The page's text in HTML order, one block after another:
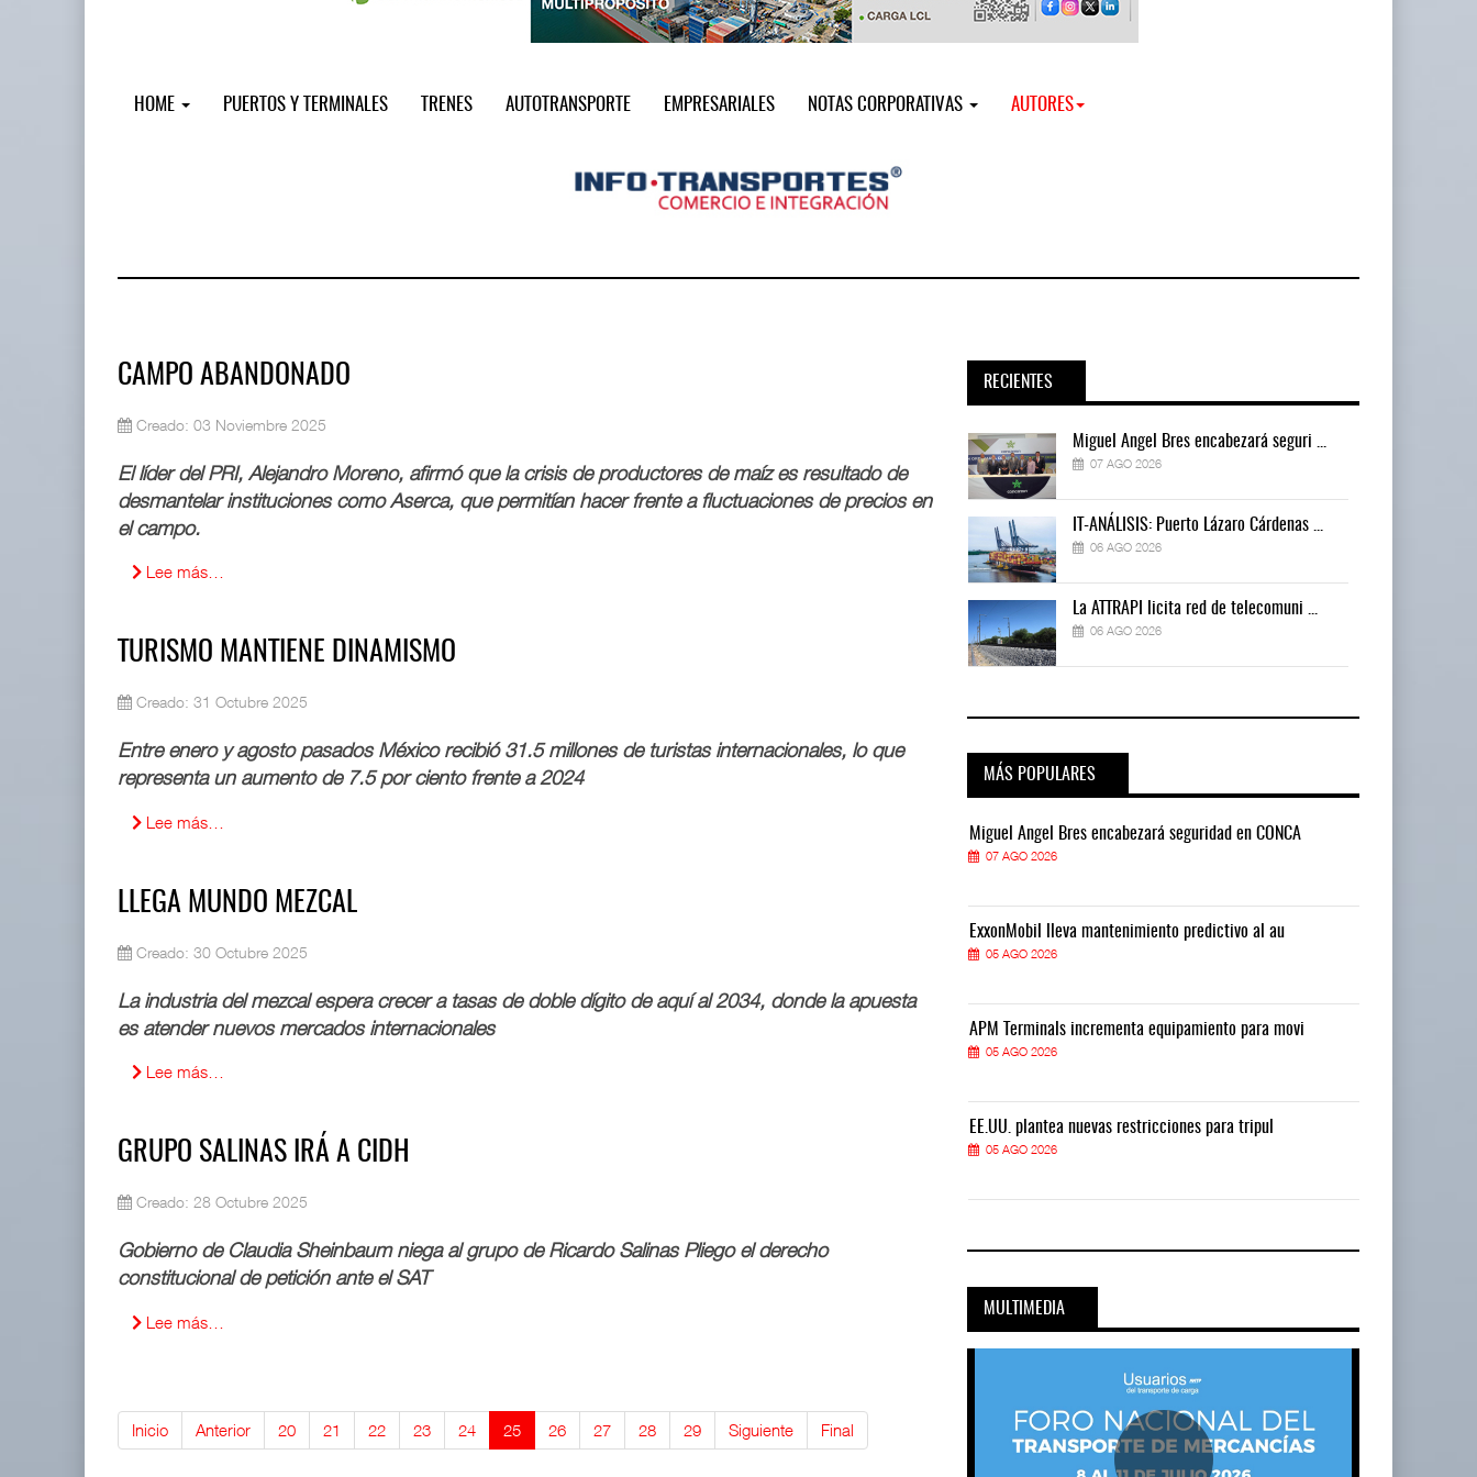
HOME PUERTOS Y TERMINALES TRENES AUTOTRANSPORTE EMPRESARIALES NOTAS CORPORATIVAS AUTORES
CAMPO ABANDONADO
Creado: 03 Noviembre 2025
El líder del PRI, Alejandro Moreno, afirmó que la crisis de productores de maíz es resultado de
desmantelar instituciones como Aserca, que permitían hacer frente a fluctuaciones de precios en
el campo.
Lee más…
TURISMO MANTIENE DINAMISMO
Creado: 31 Octubre 2025
Entre enero y agosto pasados México recibió 31.5 millones de turistas internacionales, lo que
representa un aumento de 7.5 por ciento frente a 2024
Lee más…
LLEGA MUNDO MEZCAL
Creado: 30 Octubre 2025
La industria del mezcal espera crecer a tasas de doble dígito de aquí al 2034, donde la apuesta
es atender nuevos mercados internacionales
Lee más…
GRUPO SALINAS IRÁ A CIDH
Creado: 28 Octubre 2025
Gobierno de Claudia Sheinbaum niega al grupo de Ricardo Salinas Pliego el derecho
constitucional de petición ante el SAT
Lee más…
Inicio Anterior 20 21 22 23 24 25 26 27 28 29 Siguiente Final
RECIENTES
07 AGO 2026 07 AGO 2026
Miguel Ángel Bres encabezará seguri ...
07 AGO 2026
IT-ANÁLISIS: Puerto Lázaro Cárdenas ...
06 AGO 2026
La ATTRAPI licita red de telecomuni ...
06 AGO 2026
MÁS POPULARES
Miguel Ángel Bres encabezará seguridad en CONCA
05 AGO 2026
APM Terminals incrementa equipamiento para movi
EE.UU. plantea nuevas restricciones para tripul
05 AGO 2026
Miguel Ángel Bres encabezará seguridad en CONCA
07 AGO 2026
ExxonMobil lleva mantenimiento predictivo al au
05 AGO 2026
APM Terminals incrementa equipamiento para movi
05 AGO 2026
EE.UU. plantea nuevas restricciones para tripul
05 AGO 2026
MULTIMEDIA